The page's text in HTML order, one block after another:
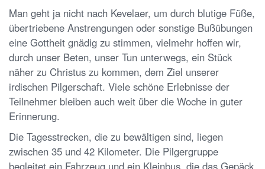
Man geht ja nicht nach Kevelaer, um durch blutige Füße,
übertriebene Anstrengungen oder sonstige Bußübungen
eine Gottheit gnädig zu stimmen, vielmehr hoffen wir,
durch unser Beten, unser Tun unterwegs, ein Stück
näher zu Christus zu kommen, dem Ziel unserer
irdischen Pilgerschaft. Viele schöne Erlebnisse der
Teilnehmer bleiben auch weit über die Woche in guter
Erinnerung.
Die Tagesstrecken, die zu bewältigen sind, liegen
zwischen 35 und 42 Kilometer. Die Pilgergruppe
begleitet ein Fahrzeug und ein Kleinbus, die das Gepäck